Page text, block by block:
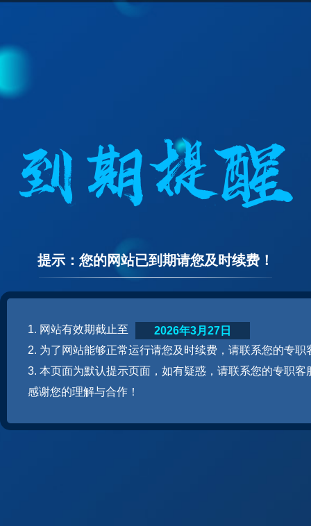
提示：您的网站已到期请您及时续费！
1. 网站有效期截止至
2. 为了网站能够正常运行请您及时续费，请联系您的专职
3. 本页面为默认提示页面，如有疑惑，请联系您的专职客
感谢您的理解与合作！
2026年3月27日